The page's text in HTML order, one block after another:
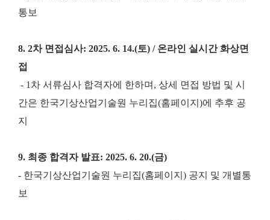
통보
8. 2차 면접심사: 2025. 6. 14.(토) / 온라인 실시간 화상면
접
- 1차 서류심사 합격자에 한하며, 상세 면접 방법 및 시
간은 한국기상산업기술원 누리집(홈페이지)에 추후 공
지
9. 최종 합격자 발표: 2025. 6. 20.(금)
- 한국기상산업기술원 누리집(홈페이지) 공지 및 개별통
보